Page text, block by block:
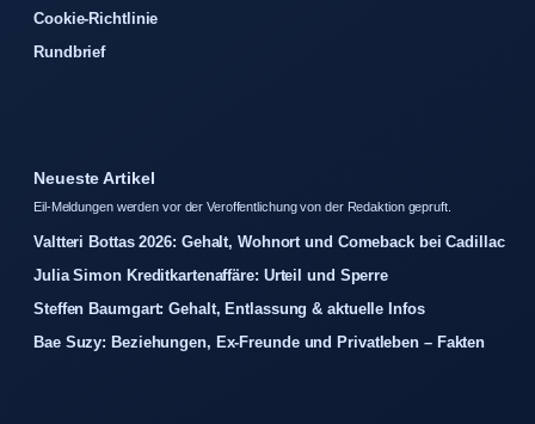
Cookie-Richtlinie
Rundbrief
Neueste Artikel
Eil-Meldungen werden vor der Veroffentlichung von der Redaktion gepruft.
Valtteri Bottas 2026: Gehalt, Wohnort und Comeback bei Cadillac
Julia Simon Kreditkartenaffäre: Urteil und Sperre
Steffen Baumgart: Gehalt, Entlassung & aktuelle Infos
Bae Suzy: Beziehungen, Ex-Freunde und Privatleben – Fakten